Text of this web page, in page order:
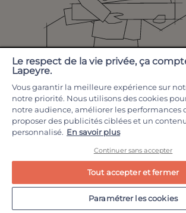
Vasque de
salle de bains
salle
Le respect de la vie privée, ça
Lapeyre.
Vous garantir la meilleure expérience sur
notre priorité. Nous utilisons des cookies
notre audience, améliorer les performances
proposer des publicités ciblées et un
personnalisé. En savoir plus
Continuer sans accepter
Tout accepter et fermer
Paramétrer les cookies